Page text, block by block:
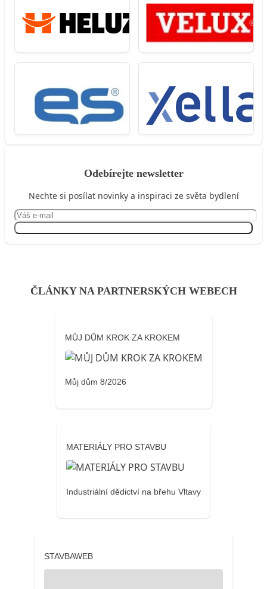
Odebírejte newsletter
Nechte si posílat novinky a inspiraci ze světa bydlení
ČLÁNKY NA PARTNERSKÝCH WEBECH
MŮJ DŮM KROK ZA KROKEM
Můj dům 8/2026
MATERIÁLY PRO STAVBU
Industriální dědictví na břehu Vltavy
STAVBAWEB